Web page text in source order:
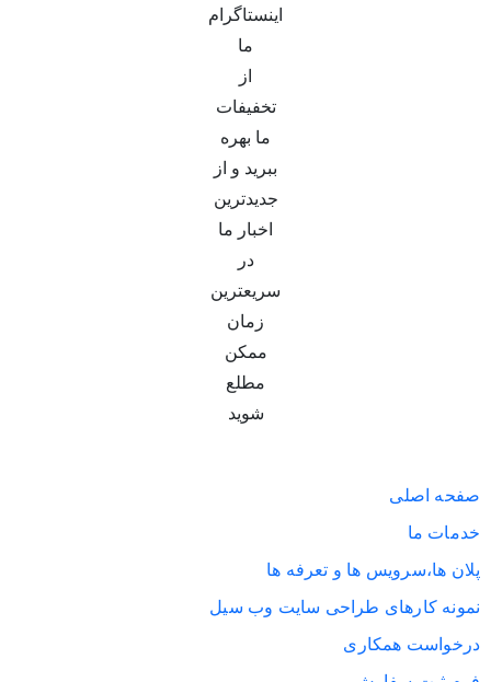
اینستاگرام
ما
از
تخفیفات
ما بهره
ببرید و از
جدیدترین
اخبار ما
در
سریعترین
زمان
ممکن
مطلع
شوید
صفحه اصلی
خدمات ما
پلان ها،سرویس ها و تعرفه ها
نمونه کارهای طراحی سایت وب سیل
درخواست همکاری